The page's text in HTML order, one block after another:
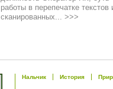
работы в перепечатке текстов
сканированных... >>>
Нальчик История